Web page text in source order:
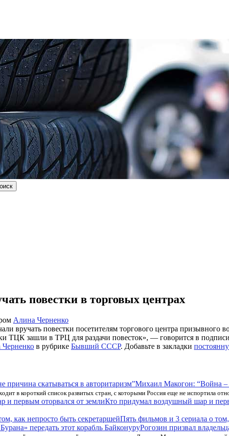
повестки в торговых центрах
Алина Черненко
вручать повестки посетителям торгового центра призывного
ТЦК зашли в ТРЦ для раздачи повесток», — говорится в
в рубрике Бывший СССР. Добавьте в закладки
Михаил Макогон: “Война –
в короткий список развитых стран, с которыми Россия еще не испортила
Кто придумал воздушный шар и
Пять фильмов и 3 сериала о
Рогозин призвал